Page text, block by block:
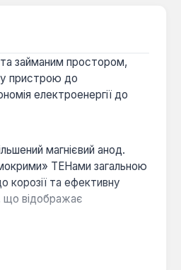
займаним простором,
пристрою до
електроенергії до
магнієвий анод.
ТЕНами загальною
корозії та ефективну
що відображає